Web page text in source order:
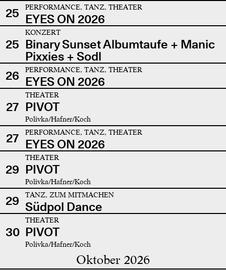
25 PERFORMANCE, TANZ, THEATER
EYES ON 2026
25
KONZERT
Binary Sunset Albumtaufe + Manic
Pixxies + Sodl
26
PERFORMANCE, TANZ, THEATER
EYES ON 2026
27
THEATER
PIVOT
Polivka/Hafner/Koch
27 PERFORMANCE, TANZ, THEATER
EYES ON 2026
29
THEATER
PIVOT
Polivka/Hafner/Koch
29 TANZ, ZUM MITMACHEN
Südpol Dance
30
THEATER
PIVOT
Polivka/Hafner/Koch
Oktober 2026